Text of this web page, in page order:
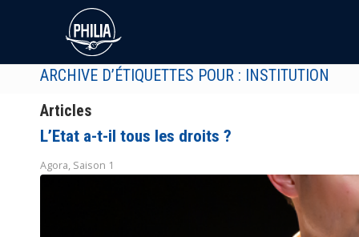
ARCHIVE D’ÉTIQUETTES POUR : INSTITUTION
Articles
L’Etat a-t-il tous les droits ?
Agora, Saison 1